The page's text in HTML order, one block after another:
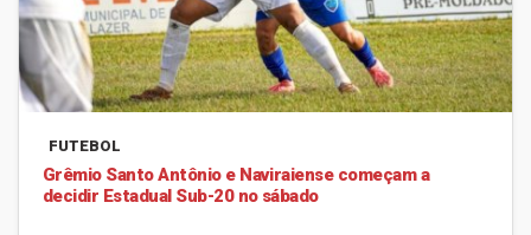
FUTEBOL
Grêmio Santo Antônio e Naviraiense começam a
decidir Estadual Sub-20 no sábado